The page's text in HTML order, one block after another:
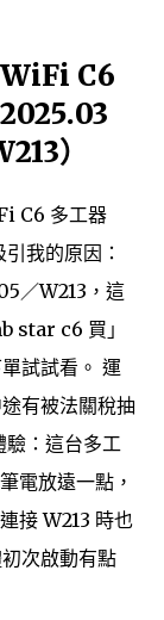
C6
）
C6 多工器
我的原因：
／W213，這
star c6 買」
試試看。 運
有被法關稅抽
驗：這台多工
電放遠一點，
接 W213 時也
次啟動有點